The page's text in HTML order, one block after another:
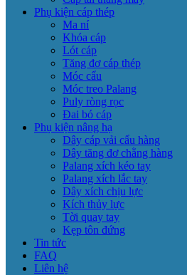
Phụ kiện cáp thép
Ma ní
Khóa cáp
Lót cáp
Tăng đơ cáp thép
Móc cẩu
Móc treo Palang
Puly ròng rọc
Đai bó cáp
Phụ kiện nâng hạ
Dây cáp vải cẩu hàng
Dây tăng đơ chằng hàng
Palang xích kéo tay
Palang xích lắc tay
Dây xích chịu lực
Kích thủy lực
Tời quay tay
Kẹp tôn đứng
Tin tức
FAQ
Liên hệ